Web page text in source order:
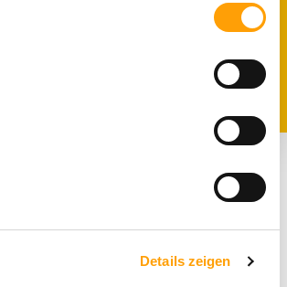
unsere Webseite weiterhin nutzen.
Details zeigen
sind
und
10% RABATT